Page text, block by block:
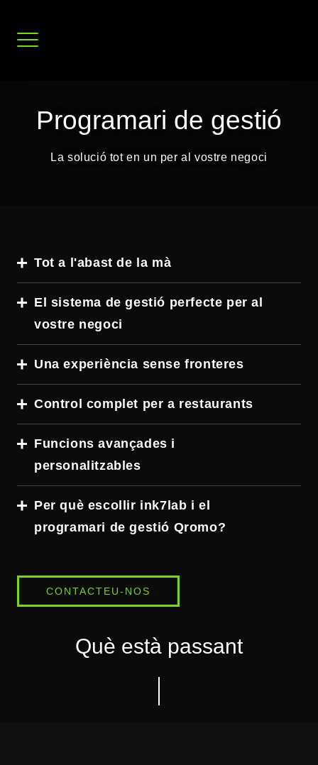
contingut
Programari de gestió
La solució tot en un per al vostre negoci
Tot a l'abast de la mà
El sistema de gestió perfecte per al
vostre negoci
Una experiència sense fronteres
Control complet per a restaurants
Funcions avançades i
personalitzables
Per què escollir ink7lab i el
programari de gestió Qromo?
CONTACTEU-NOS
Què està passant